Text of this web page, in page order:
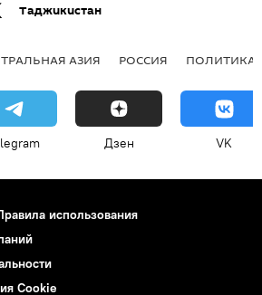
Таджикистан
АЗИЯ РОССИЯ ПОЛИТИКА
Дзен VK
использования
Cookie